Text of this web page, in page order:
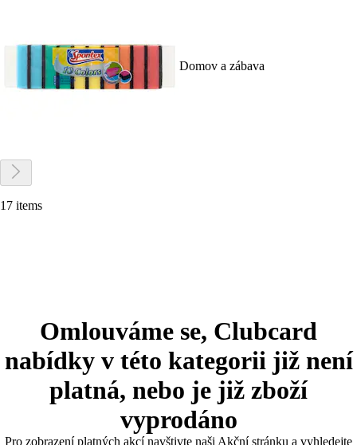
Domov a zábava
17 items
Omlouváme se, Clubcard
nabídky v této kategorii již není
platná, nebo je již zboží
vyprodáno
Pro zobrazení platných akcí navštivte naši Akční stránku a vyhledejte